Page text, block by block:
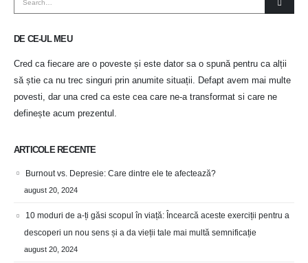
DE CE-UL MEU
Cred ca fiecare are o poveste și este dator sa o spună pentru ca alții
să știe ca nu trec singuri prin anumite situații. Defapt avem mai multe
povesti, dar una cred ca este cea care ne-a transformat si care ne
definește acum prezentul.
ARTICOLE RECENTE
Burnout vs. Depresie: Care dintre ele te afectează?
august 20, 2024
10 moduri de a-ți găsi scopul în viață: Încearcă aceste exerciții pentru a
descoperi un nou sens și a da vieții tale mai multă semnificație
august 20, 2024